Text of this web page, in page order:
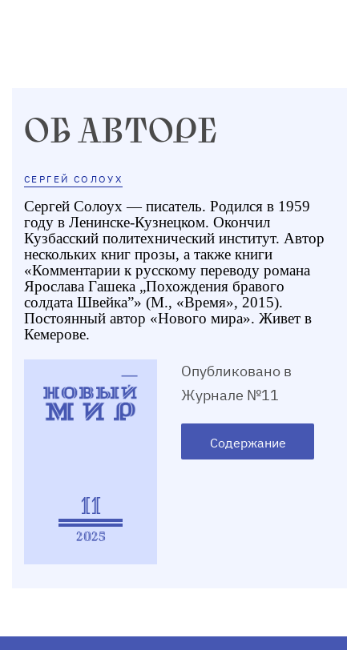
ОБ АВТОРЕ
СЕРГЕЙ СОЛОУХ
Сергей Солоух — писатель. Родился в 1959
году в Ленинске-Кузнецком. Окончил
Кузбасский политехнический институт. Автор
нескольких книг прозы, а также книги
«Комментарии к русскому переводу романа
Ярослава Гашека „Похождения бравого
солдата Швейка”» (М., «Время», 2015).
Постоянный автор «Нового мира». Живет в
Кемерове.
11
2025
Опубликовано в
Журнале №11
Содержание